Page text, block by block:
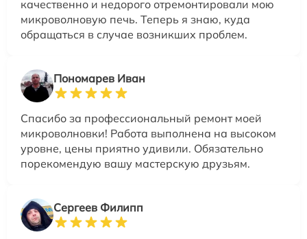
качественно и недорого отремонтировали мою
микроволновую печь. Теперь я знаю, куда
обращаться в случае возникших проблем.
Пономарев Иван
Спасибо за профессиональный ремонт моей
микроволновки! Работа выполнена на высоком
уровне, цены приятно удивили. Обязательно
порекомендую вашу мастерскую друзьям.
Сергеев Филипп